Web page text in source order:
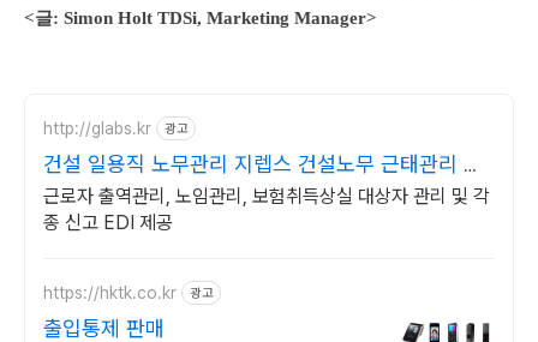
<글: Simon Holt TDSi, Marketing Manager>
http://glabs.kr 광고
건설 일용직 노무관리 지렙스 건설노무 근태관리 솔
루션
근로자 출역관리, 노임관리, 보험취득상실 대상자 관리 및 각
종 신고 EDI 제공
https://hktk.co.kr 광고
출입통제 판매